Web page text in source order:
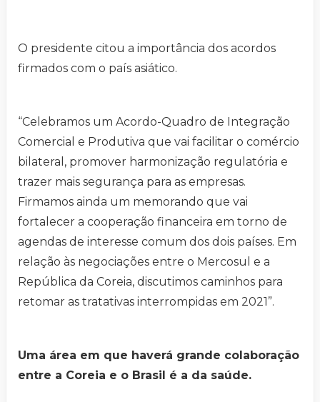
O presidente citou a importância dos acordos
firmados com o país asiático.
“Celebramos um Acordo-Quadro de Integração
Comercial e Produtiva que vai facilitar o comércio
bilateral, promover harmonização regulatória e
trazer mais segurança para as empresas.
Firmamos ainda um memorando que vai
fortalecer a cooperação financeira em torno de
agendas de interesse comum dos dois países. Em
relação às negociações entre o Mercosul e a
República da Coreia, discutimos caminhos para
retomar as tratativas interrompidas em 2021”.
Uma área em que haverá grande colaboração
entre a Coreia e o Brasil é a da saúde.